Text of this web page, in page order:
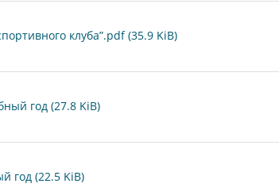
клуба”.pdf (35.9 KiB)
год (27.8 KiB)
год (22.5 KiB)